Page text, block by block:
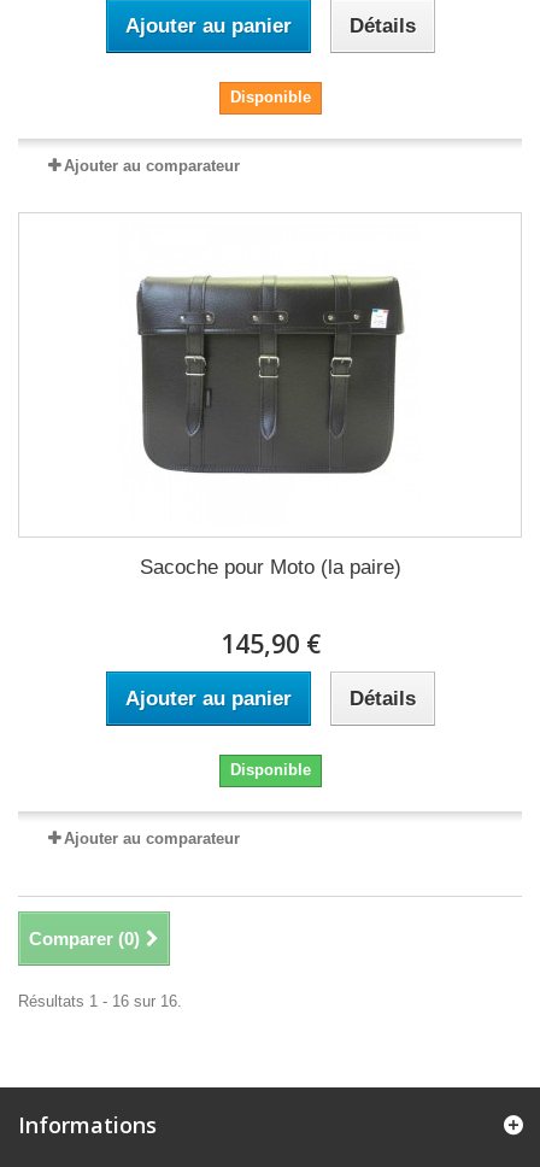
Ajouter au panier Détails
Disponible
Ajouter au comparateur
Sacoche pour Moto (la paire)
145,90 €
Ajouter au panier Détails
Disponible
Ajouter au comparateur
Comparer (0)
Résultats 1 - 16 sur 16.
Informations